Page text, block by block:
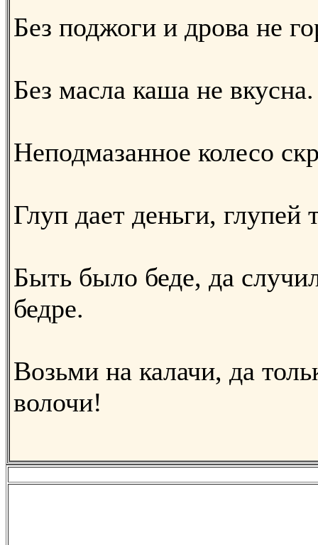
Без поджоги и дрова не
Без масла каша не вкусна.
Неподмазанное колесо
Глуп дает деньги, глупей
Быть было беде, да
бедре.
Возьми на калачи, да
волочи!